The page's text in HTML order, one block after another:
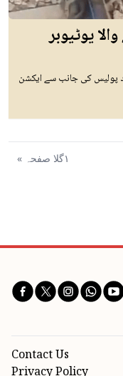
یوٹیوبر
پولیس کی جانب سے ایکشن
١گلا صفحہ »
Contact Us